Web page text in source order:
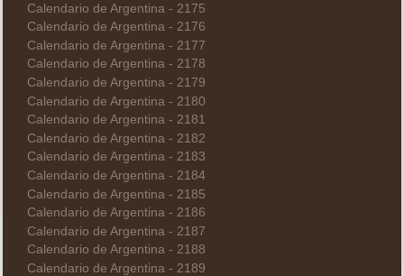
Calendario de Argentina - 2175
Calendario de Argentina - 2176
Calendario de Argentina - 2177
Calendario de Argentina - 2178
Calendario de Argentina - 2179
Calendario de Argentina - 2180
Calendario de Argentina - 2181
Calendario de Argentina - 2182
Calendario de Argentina - 2183
Calendario de Argentina - 2184
Calendario de Argentina - 2185
Calendario de Argentina - 2186
Calendario de Argentina - 2187
Calendario de Argentina - 2188
Calendario de Argentina - 2189